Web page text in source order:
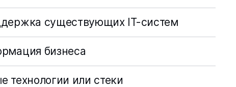
существующих IT-систем
бизнеса
технологии или стеки